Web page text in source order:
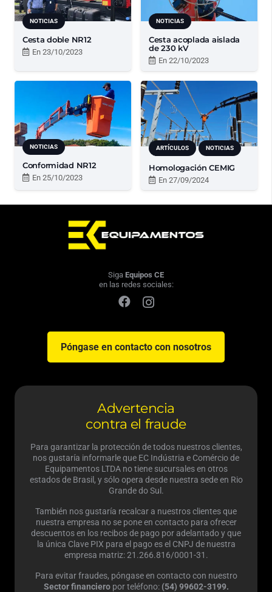
NOTICIAS
Cesta doble NR12
En 23/10/2023
NOTICIAS
Cesta acoplada aislada
de 230 kV
En 22/10/2023
NOTICIAS
Conformidad NR12
En 25/10/2023
ARTÍCULOS NOTICIAS
Homologación CEMIG
En 27/09/2024
Siga Equipos CE
en las redes sociales:
Póngase en contacto con nosotros
Advertencia
contra el fraude
Para garantizar la protección de todos nuestros clientes,
nos gustaría informarle que EC Indústria e Comércio de
Equipamentos LTDA no tiene sucursales en otros
estados de Brasil, y sólo opera desde nuestra sede en Rio
Grande do Sul.
También nos gustaría recalcar a nuestros clientes que
nuestra empresa no se pone en contacto para ofrecer
descuentos en los recibos de pago por adelantado y que
la única Clave PIX para el pago es el CNPJ de nuestra
empresa matriz: 21.266.816/0001-31.
Para evitar fraudes, póngase en contacto con nuestro
Sector financieropor teléfono: (54) 99602-3199.